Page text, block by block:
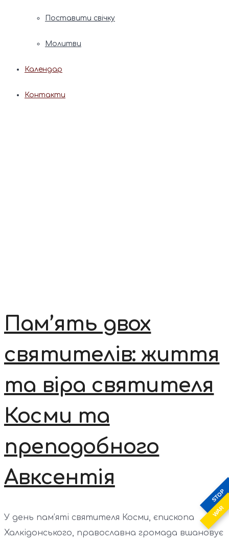
STOP
WAR
Поставити свічку
Молитви
Календар
Контакти
Пам’ять двох
святителів: життя
та віра святителя
Косми та
преподобного
Авксентія
У день пам’яті святителя Косми, єпископа
Халкідонського, православна громада вшановує